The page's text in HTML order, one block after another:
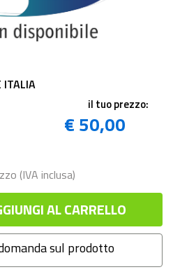
ITALIA
il tuo prezzo:
€ 50,00
(IVA inclusa)
AL CARRELLO
sul prodotto